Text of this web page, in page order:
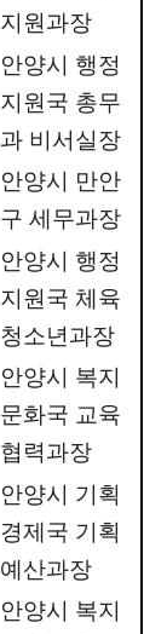
지원과장
안양시 행정
지원국 총무
과 비서실장
안양시 만안
구 세무과장
안양시 행정
지원국 체육
청소년과장
안양시 복지
문화국 교육
협력과장
안양시 기획
경제국 기획
예산과장
안양시 복지